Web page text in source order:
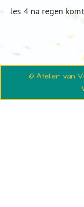
les 4 na regen
© Atelier van